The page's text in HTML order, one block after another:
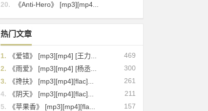
20.
《Anti-Hero》 [mp3][mp4...
热门文章
469
1.
《爱错》 [mp3][mp4] [王力...
300
2.
《雨爱》 [mp3][mp4] [杨丞...
261
3.
《搀扶》 [mp3][mp4][flac]...
211
4.
《阴天》 [mp3][mp4][flac]...
157
5.
《苹果香》 [mp3][mp4][fla...